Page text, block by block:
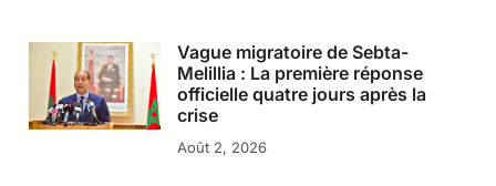
Vague migratoire de Sebta-
Melillia : La première réponse
officielle quatre jours après la
crise
Août 2, 2026